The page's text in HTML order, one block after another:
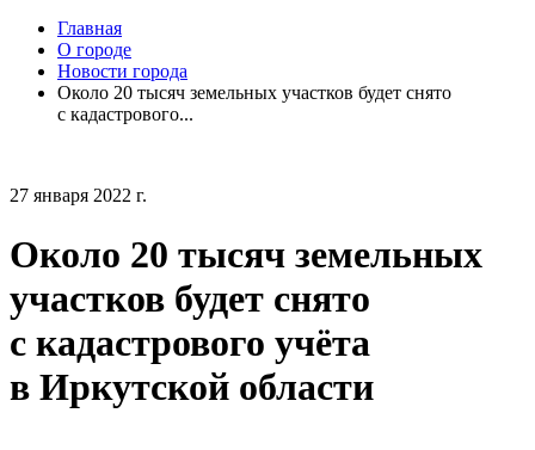
Главная
О городе
Новости города
Около 20 тысяч земельных участков будет снято
с кадастрового...
27 января 2022 г.
Около 20 тысяч земельных
участков будет снято
с кадастрового учёта
в Иркутской области